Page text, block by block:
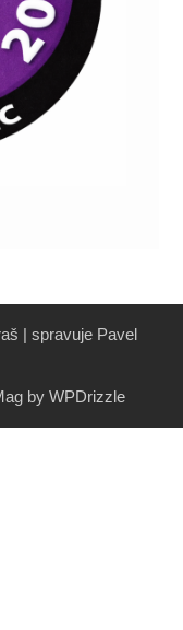
| spravuje Pavel
by WPDrizzle